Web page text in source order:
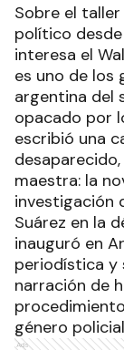
Sobre el
político
interesa el
es uno de los
argentina del
opacado por
escribió una
maestra: la
investigación
Suárez en la
inauguró en
periodística y
narración de
género
Ads